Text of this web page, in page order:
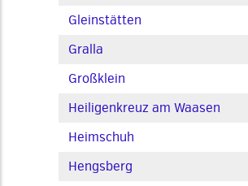
Gleinstätten
Gralla
Großklein
Heiligenkreuz am Waasen
Heimschuh
Hengsberg